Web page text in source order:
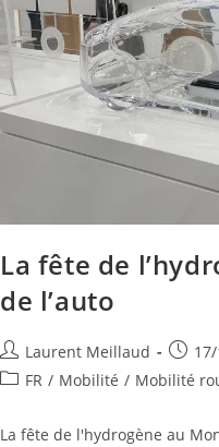
La fête de
de l’auto
Laurent Meillaud
FR / Mobilité / Mobilité
La fête de l'hydrogène au